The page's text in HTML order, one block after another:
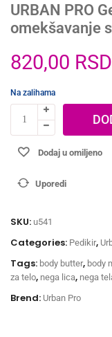
URBAN PRO
omekšavanje
820,00 RSD
Na zalihama
Dodaj u omiljeno
Uporedi
SKU: u541
Categories: Pedikir,
Tags: body butter, body
za telo, nega lica, nega
Brend: Urban Pro